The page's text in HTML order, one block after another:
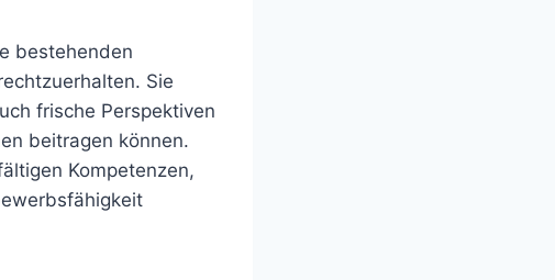
bestehenden
Sie
frische Perspektiven
beitragen können.
Kompetenzen,